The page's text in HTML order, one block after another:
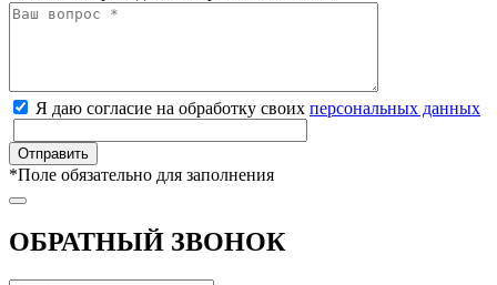
Я даю согласие на обработку своих персональных данных
*Поле обязательно для заполнения
ОБРАТНЫЙ ЗВОНОК